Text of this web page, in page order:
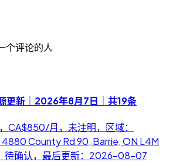
个评论的人
更新｜2026年8月7日｜共19条
CA$850/月，未注明，区域：
County Rd 90, Barrie, ON L4M
待确认，最后更新：2026-08-07